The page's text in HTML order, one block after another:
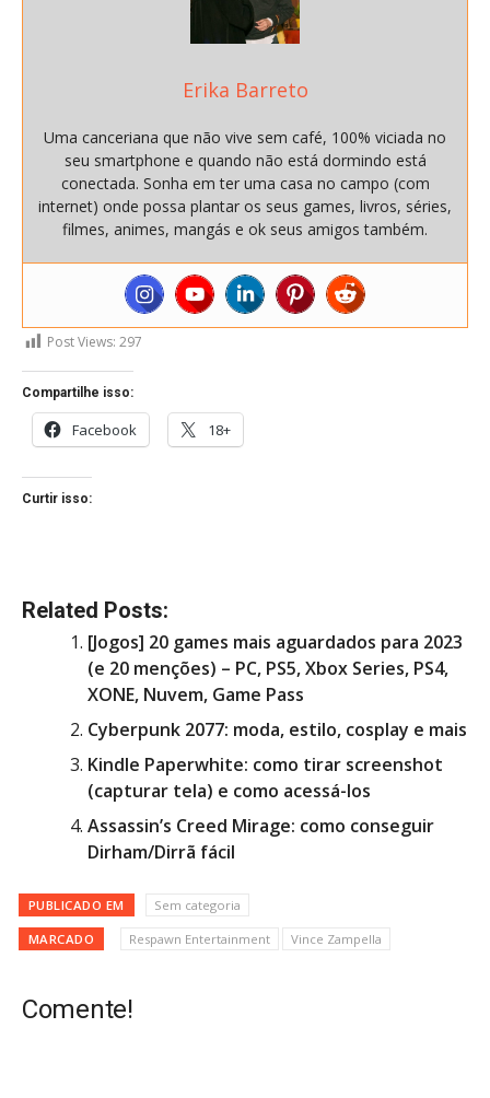
Erika Barreto
Uma canceriana que não vive sem café, 100% viciada no
seu smartphone e quando não está dormindo está
conectada. Sonha em ter uma casa no campo (com
internet) onde possa plantar os seus games, livros, séries,
filmes, animes, mangás e ok seus amigos também.
Post Views: 297
Compartilhe isso:
Facebook 18+
Curtir isso:
Related Posts:
[Jogos] 20 games mais aguardados para 2023
(e 20 menções) – PC, PS5, Xbox Series, PS4,
XONE, Nuvem, Game Pass
Cyberpunk 2077: moda, estilo, cosplay e mais
Kindle Paperwhite: como tirar screenshot
(capturar tela) e como acessá-los
Assassin’s Creed Mirage: como conseguir
Dirham/Dirrã fácil
PUBLICADO EM Sem categoria
MARCADO Respawn Entertainment Vince Zampella
Comente!